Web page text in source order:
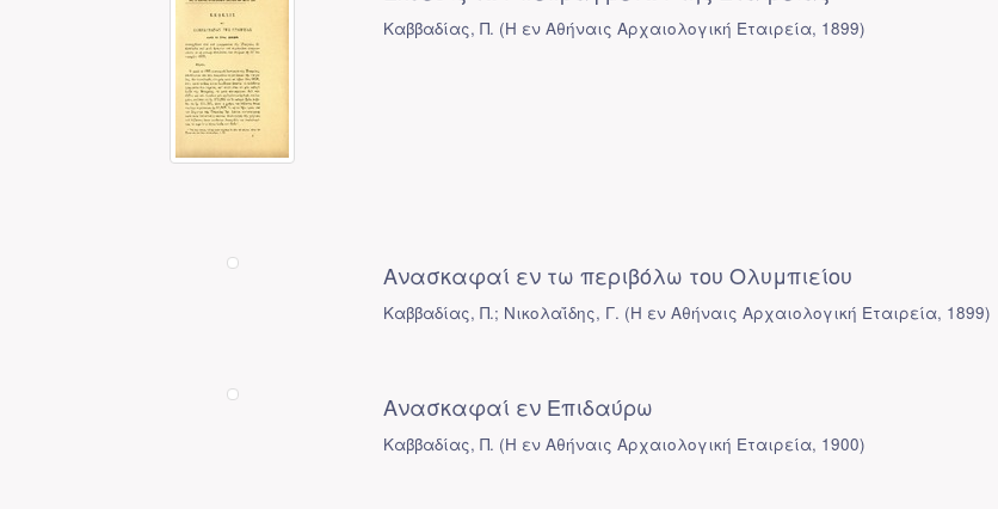
Καββαδίας, Π. (Η εν Αθήναις Αρχαιολογική Εταιρεία, 1899)
Ανασκαφαί εν τω περιβόλω του Ολυμπιείου
Καββαδίας, Π.; Νικολαΐδης, Γ. (Η εν Αθήναις Αρχαιολογική Εταιρεία, 1899)
Ανασκαφαί εν Επιδαύρω
Καββαδίας, Π. (Η εν Αθήναις Αρχαιολογική Εταιρεία, 1900)